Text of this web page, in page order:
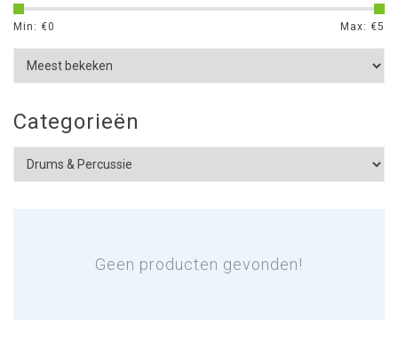
Min: €0 Max: €5
Categorieën
Geen producten gevonden!